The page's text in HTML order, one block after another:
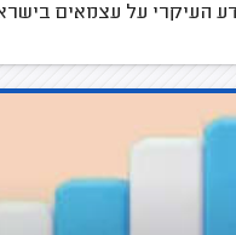
העיקרי על עצמאים